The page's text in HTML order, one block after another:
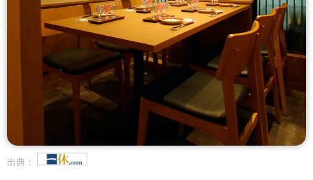
出典：